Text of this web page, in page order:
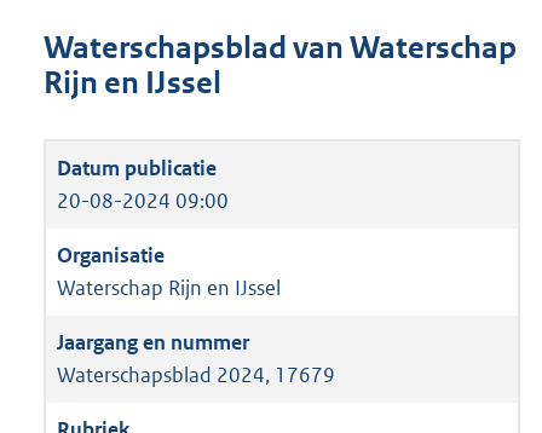
Waterschapsblad van Waterschap
Rijn en IJssel
20-08-2024 09:00
Waterschap Rijn en IJssel
Waterschapsblad 2024, 17679